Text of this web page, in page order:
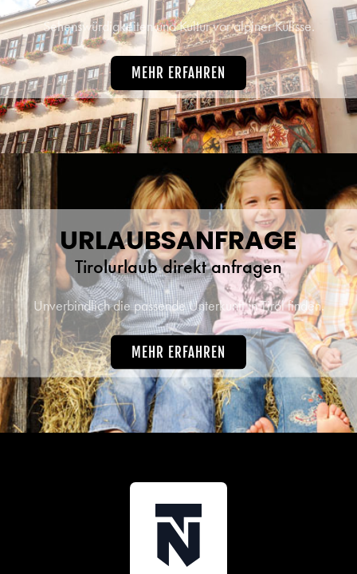
Sehenswürdigkeiten und Kultur vor alpiner Kulisse.
MEHR ERFAHREN
URLAUBSANFRAGE
Tirolurlaub direkt anfragen
Unverbindlich die passende Unterkunft in Tirol finden.
MEHR ERFAHREN